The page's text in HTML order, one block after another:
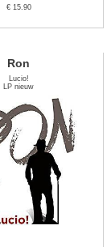
€ 15.90
Ron
Lucio!
LP nieuw